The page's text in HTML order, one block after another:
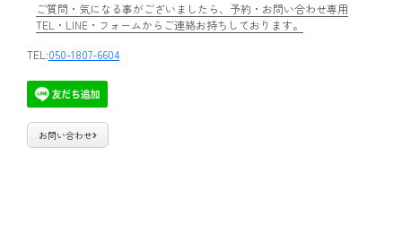
ご質問・気になる事がございましたら、予約・お問い合わせ専用
TEL・LINE・フォームからご連絡お持ちしております。
TEL:050-1807-6604
お問い合わせ